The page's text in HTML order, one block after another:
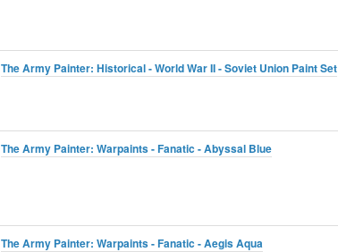
The Army Painter: Historical - World War II - Soviet Union Paint Set
The Army Painter: Warpaints - Fanatic - Abyssal Blue
The Army Painter: Warpaints - Fanatic - Aegis Aqua